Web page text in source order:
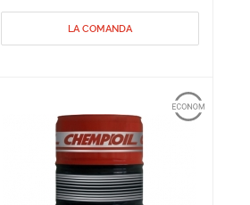
LA COMANDA